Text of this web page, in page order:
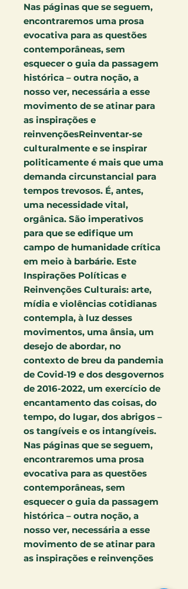
Nas páginas que se seguem,
encontraremos uma prosa
evocativa para as questões
contemporâneas, sem
esquecer o guia da passagem
histórica – outra noção, a
nosso ver, necessária a esse
movimento de se atinar para
as inspirações e
reinvençõesReinventar-se
culturalmente e se inspirar
politicamente é mais que uma
demanda circunstancial para
tempos trevosos. É, antes,
uma necessidade vital,
orgânica. São imperativos
para que se edifique um
campo de humanidade crítica
em meio à barbárie. Este
Inspirações Políticas e
Reinvenções Culturais: arte,
mídia e violências cotidianas
contempla, à luz desses
movimentos, uma ânsia, um
desejo de abordar, no
contexto de breu da pandemia
de Covid-19 e dos desgovernos
de 2016-2022, um exercício de
encantamento das coisas, do
tempo, do lugar, dos abrigos –
os tangíveis e os intangíveis.
Nas páginas que se seguem,
encontraremos uma prosa
evocativa para as questões
contemporâneas, sem
esquecer o guia da passagem
histórica – outra noção, a
nosso ver, necessária a esse
movimento de se atinar para
as inspirações e reinvenções